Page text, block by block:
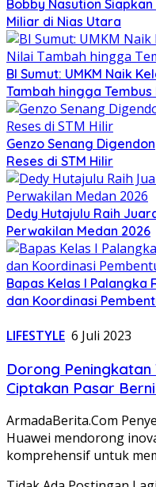
Bobby Nasution
Miliar di Nias Utara
BI Sumut: UMKM Naik
Tambah hingga Tembus
Genzo Senang
Reses di STM Hilir
Dedy Hutajulu Raih
Perwakilan Medan 2026
Bapas Kelas I Palangka
dan Koordinasi
LIFESTYLE 6 Juli 2023
Dorong Peningkatan
Ciptakan Pasar
ArmadaBerita.Com
Huawei mendorong
komprehensif untuk